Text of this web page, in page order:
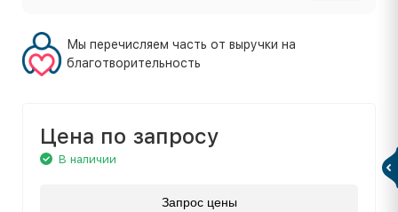
Мы перечисляем часть от выручки на
благотворительность
Цена по запросу
В наличии
Запрос цены